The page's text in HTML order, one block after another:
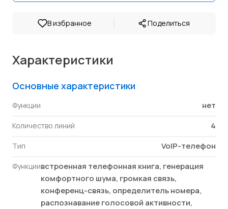
В избранное | Поделиться
Характеристики
Основные характеристики
Функции нет
Количество линий 4
Тип VoIP-телефон
Функциивстроенная телефонная книга, генерация
комфортного шума, громкая связь,
конференц-связь, определитель номера,
распознавание голосовой активности,